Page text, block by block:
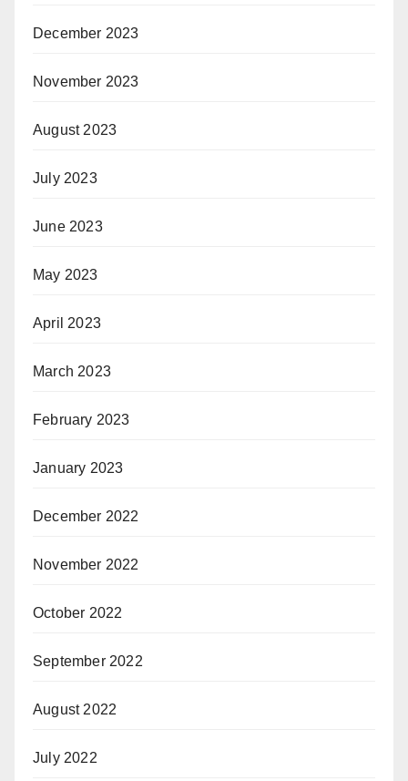
December 2023
November 2023
August 2023
July 2023
June 2023
May 2023
April 2023
March 2023
February 2023
January 2023
December 2022
November 2022
October 2022
September 2022
August 2022
July 2022